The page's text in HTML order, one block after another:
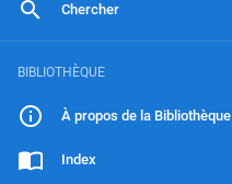
Chercher
BIBLIOTHÈQUE
À propos de la Bibliothèque
Index